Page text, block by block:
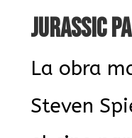
JURASSIC
La obra
Steven